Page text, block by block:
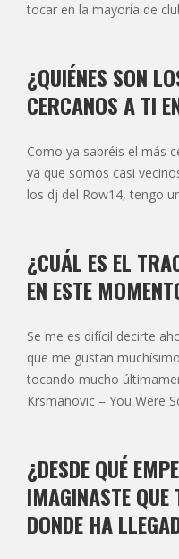
tocar en la mayoría de
¿QUIÉNES SON
CERCANOS A TI
Como ya sabréis el más
ya que somos casi
los dj del Row14, tengo
¿CUÁL ES EL
EN ESTE
Se me es difícil decirte
que me gustan
tocando mucho
Krsmanovic – You Were
¿DESDE QUÉ
IMAGINASTE
DONDE HA